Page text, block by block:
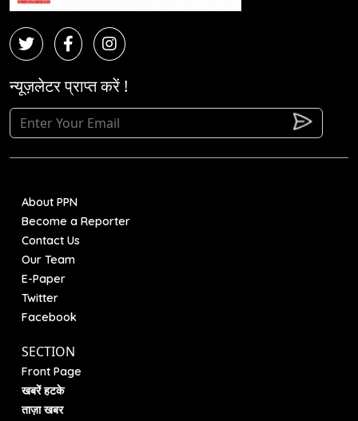
न्यूज़लेटर प्राप्त करें !
About PPN
Become a Reporter
Contact Us
Our Team
E-Paper
Twitter
Facebook
SECTION
Front Page
खबरें हटके
ताज़ा खबर